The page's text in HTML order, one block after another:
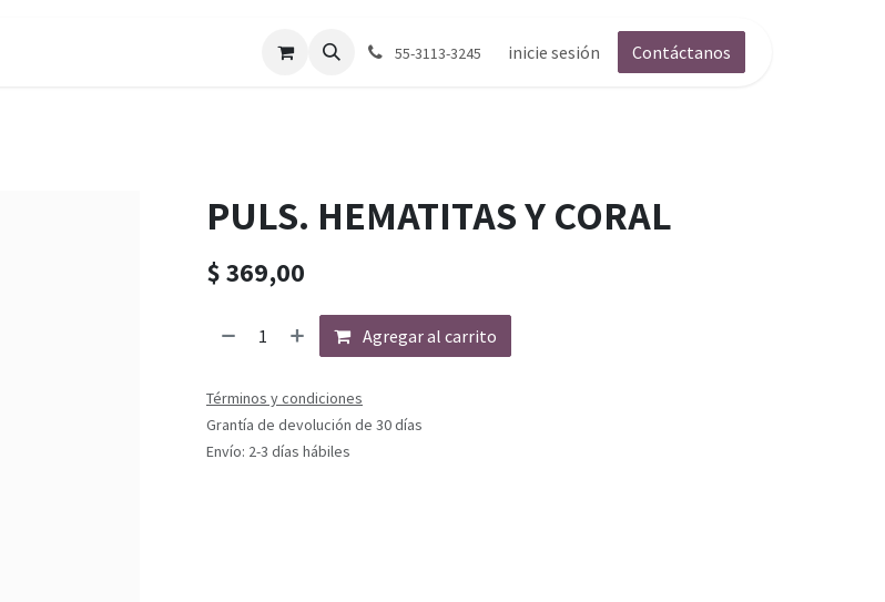
55-3113-3245 inicie sesión Contáctanos
PULS. HEMATITAS Y CORAL
$369,00
Agregar al carrito
Términos y condiciones
Grantía de devolución de 30 días
Envío: 2-3 días hábiles